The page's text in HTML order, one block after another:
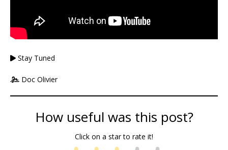
Stay Tuned
Doc Olivier
How useful was this post?
Click on a star to rate it!